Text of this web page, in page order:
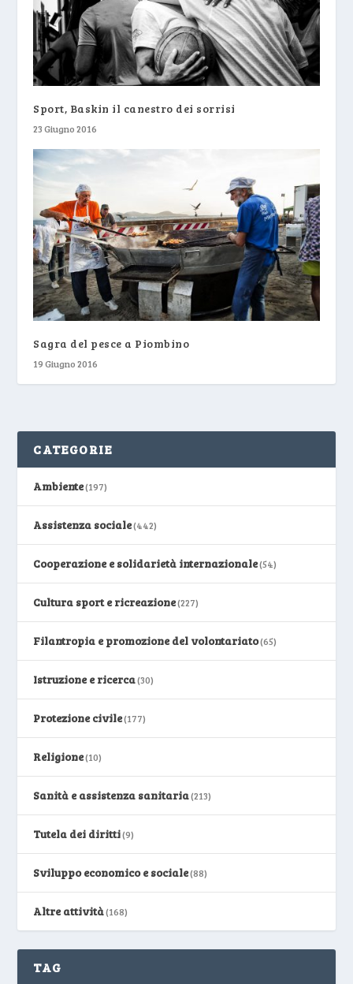
Sport, Baskin il canestro dei sorrisi
23 Giugno 2016
Sagra del pesce a Piombino
19 Giugno 2016
CATEGORIE
Ambiente(197)
Assistenza sociale(442)
Cooperazione e solidarietà internazionale(54)
Cultura sport e ricreazione(227)
Filantropia e promozione del volontariato(65)
Istruzione e ricerca(30)
Protezione civile(177)
Religione(10)
Sanità e assistenza sanitaria(213)
Tutela dei diritti(9)
Sviluppo economico e sociale(88)
Altre attività(168)
TAG